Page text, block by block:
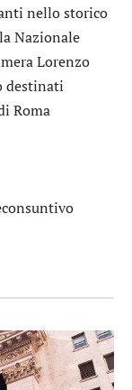
nello storico
Nazionale
Lorenzo
destinati
Roma